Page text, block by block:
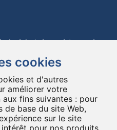
cookies
et d'autres
améliorer votre
fins suivantes : pour
base du site Web,
sur le site
pour nos produits
et des instruments innovants